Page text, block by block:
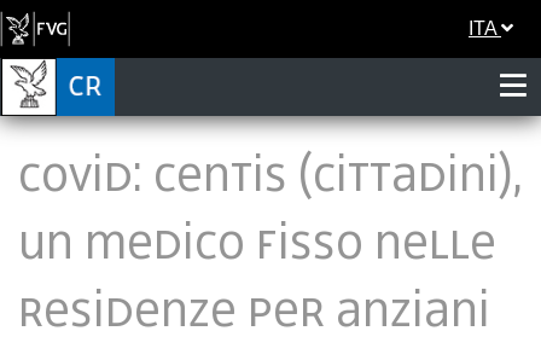
ITA
Covid: Centis (Cittadini),
un medico fisso nelle
residenze per anziani